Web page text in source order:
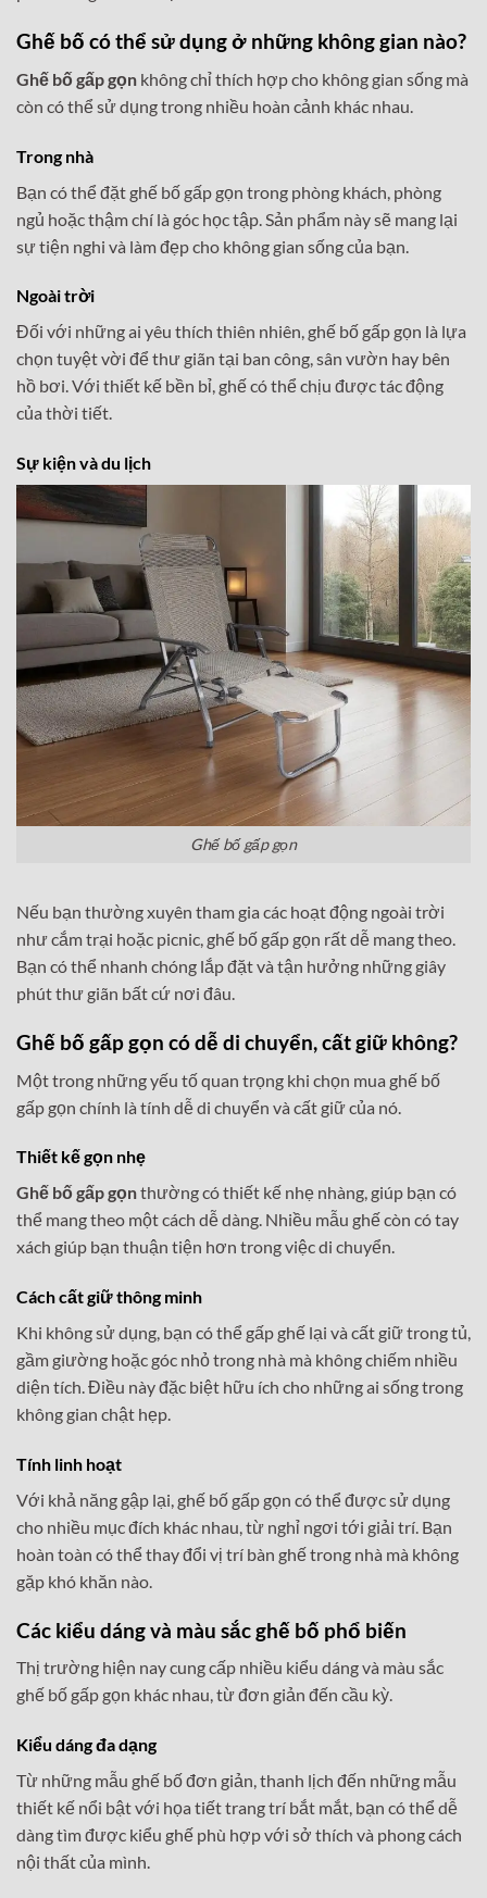
Ghế bố có thể sử dụng ở những không gian nào?
Ghế bố gấp gọn không chỉ thích hợp cho không gian sống mà
còn có thể sử dụng trong nhiều hoàn cảnh khác nhau.
Trong nhà
Bạn có thể đặt ghế bố gấp gọn trong phòng khách, phòng
ngủ hoặc thậm chí là góc học tập. Sản phẩm này sẽ mang lại
sự tiện nghi và làm đẹp cho không gian sống của bạn.
Ngoài trời
Đối với những ai yêu thích thiên nhiên, ghế bố gấp gọn là lựa
chọn tuyệt vời để thư giãn tại ban công, sân vườn hay bên
hồ bơi. Với thiết kế bền bỉ, ghế có thể chịu được tác động
của thời tiết.
Sự kiện và du lịch
Ghế bố gấp gọn
Nếu bạn thường xuyên tham gia các hoạt động ngoài trời
như cắm trại hoặc picnic, ghế bố gấp gọn rất dễ mang theo.
Bạn có thể nhanh chóng lắp đặt và tận hưởng những giây
phút thư giãn bất cứ nơi đâu.
Ghế bố gấp gọn có dễ di chuyển, cất giữ không?
Một trong những yếu tố quan trọng khi chọn mua ghế bố
gấp gọn chính là tính dễ di chuyển và cất giữ của nó.
Thiết kế gọn nhẹ
Ghế bố gấp gọnthường có thiết kế nhẹ nhàng, giúp bạn có
thể mang theo một cách dễ dàng. Nhiều mẫu ghế còn có tay
xách giúp bạn thuận tiện hơn trong việc di chuyển.
Cách cất giữ thông minh
Khi không sử dụng, bạn có thể gấp ghế lại và cất giữ trong tủ,
gầm giường hoặc góc nhỏ trong nhà mà không chiếm nhiều
diện tích. Điều này đặc biệt hữu ích cho những ai sống trong
không gian chật hẹp.
Tính linh hoạt
Với khả năng gập lại, ghế bố gấp gọn có thể được sử dụng
cho nhiều mục đích khác nhau, từ nghỉ ngơi tới giải trí. Bạn
hoàn toàn có thể thay đổi vị trí bàn ghế trong nhà mà không
gặp khó khăn nào.
Các kiểu dáng và màu sắc ghế bố phổ biến
Thị trường hiện nay cung cấp nhiều kiểu dáng và màu sắc
ghế bố gấp gọn khác nhau, từ đơn giản đến cầu kỳ.
Kiểu dáng đa dạng
Từ những mẫu ghế bố đơn giản, thanh lịch đến những mẫu
thiết kế nổi bật với họa tiết trang trí bắt mắt, bạn có thể dễ
dàng tìm được kiểu ghế phù hợp với sở thích và phong cách
nội thất của mình.